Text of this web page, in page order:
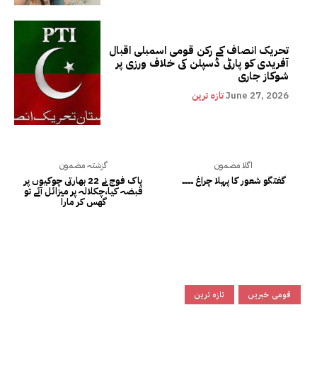
تحریک انصاف کے رکن قومی اسمبلی اقبال
آفریدی کو پارٹی ڈسپلن کی خلاف ورزی پر
شوکاز جاری
تازہ ترینJune 27, 2026
گزشتہ مضمون
پاک فوج نے 22 بھارتی چوکیوں پر
قبضہ کیا،چکلالہ پر میزائل آئے تو
گھس کر مارا
اگلا مضمون
گفتگو شعور کا پہلا چراغ ۔۔۔۔